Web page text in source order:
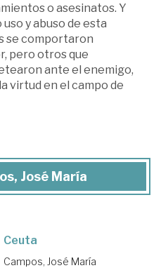
o asesinatos. Y
y abuso de esta
se comportaron
pero otros que
ante el enemigo,
virtud en el campo de
José María
Ceuta
Campos, José María